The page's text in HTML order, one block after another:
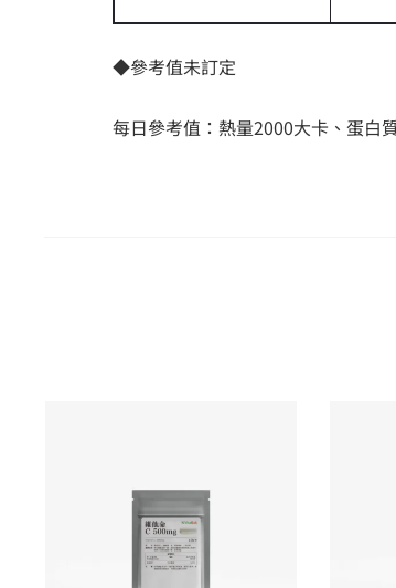
◆參考值未訂定
每日參考值：熱量2000大卡、蛋白